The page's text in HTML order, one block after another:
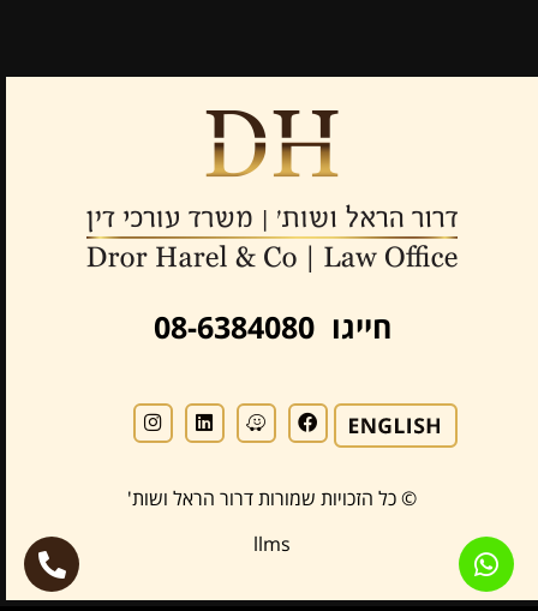
חייגו 08-6384080
© כל הזכויות שמורות דרור הראל ושות'
llms